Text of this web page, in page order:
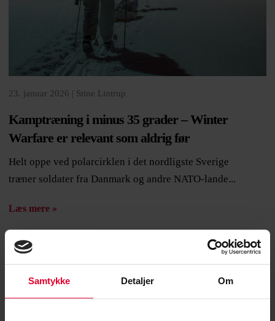
Samtykke Detaljer Om
23. januar 2026 | Stine Lintrup
Kamptræning i minus 35 grader – Winter
Warfare er relevant som aldrig før
Helt oppe ved polarcirklen i det nordligste Sverige
træner soldater fra Danmark og andre NATO-lande...
Læs mere »